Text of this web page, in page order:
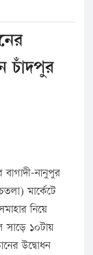
চাঁদপুর
নানুপুর
মার্কেটে
নিয়ে
১০টায়
উদ্বোধন